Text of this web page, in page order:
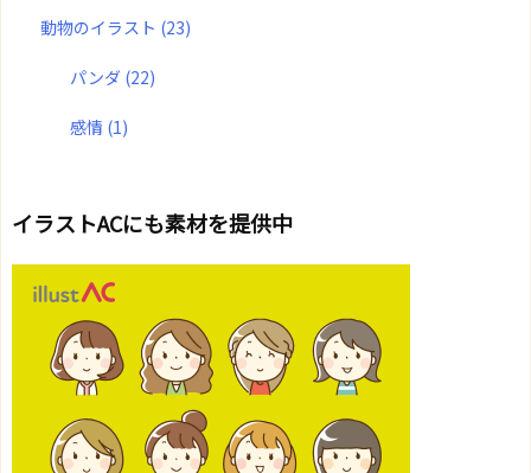
動物のイラスト (23)
パンダ (22)
感情 (1)
イラストACにも素材を提供中